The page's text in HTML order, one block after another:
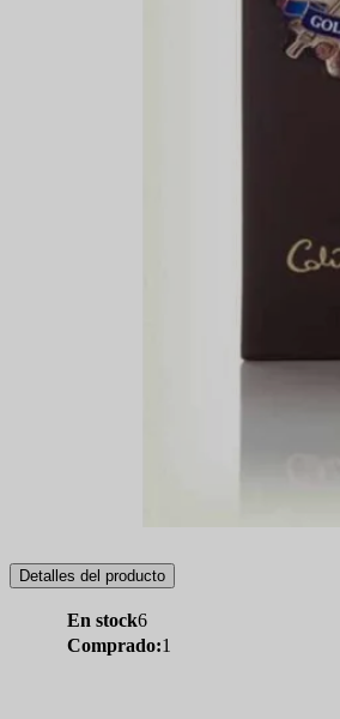
Detalles del producto
En stock6
Comprado:1